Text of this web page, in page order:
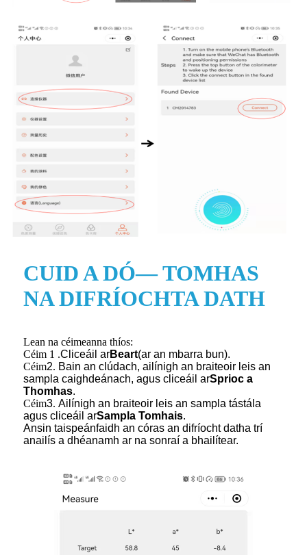
CUID A DÓ— TOMHAS
NA DIFRÍOCHTA DATH
Lean na céimeanna thíos:
Céim 1 .Cliceáil arBeart(ar an mbarra bun).
Céim2. Bain an clúdach, ailínigh an braiteoir leis an
sampla caighdeánach, agus cliceáil arSprioc a
Thomhas.
Céim3. Ailínigh an braiteoir leis an sampla tástála
agus cliceáil arSampla Tomhais.
Ansin taispeánfaidh an córas an difríocht datha trí
anailís a dhéanamh ar na sonraí a bhailítear.